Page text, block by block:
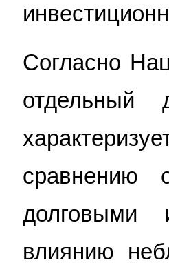
Согласно
отдельный
сравнению
долговыми
влиянию